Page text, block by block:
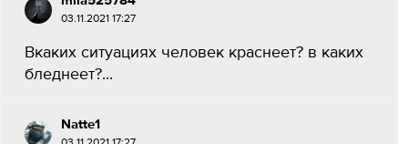
03.11.2021 17:27
Вкаких ситуациях человек краснеет? в каких
бледнеет?...
Natte1